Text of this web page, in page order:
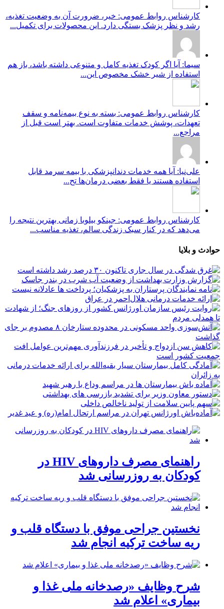
کارشناس روابط عمومی: خیر، ضرورت آن به وضعیت تغذیه،
رشد و نظر پزشک بستگی دارد. این محصولات برای تکمیل...
سیما: آیا اگر کودک تغذیه کامل و متنوعی داشته باشد، باز هم
استفاده از شیر خشک مخصوص این...
کارشناس روابط عمومی: بسته به نوع بیمه‌نامه و سقف
تعهدات، پوشش خدمات متفاوت است. بهتر است قبل از
مراجع...
علی‌نیا: آیا همه خدمات دندانپزشکی با بیمه سرمد قابل
استفاده هستند یا فقط بعضی درمان‌ها تح...
کارشناس روابط عمومی: جینکو بیلوبا زمانی بهترین نتیجه را
می‌دهد که در کنار سبک زندگی سالم، تغذیه مناسب...
حوادث و بلایا
راهنمای مصرف داروهای HIV در
کودکان به روزرسانی شد
نخستین جراحی موفق با دستگاه قلب و
ریه ساخت ترکیه انجام شد
شرح وظایف «رصدخانه ملی غذا و
بیماری» اعلام شد